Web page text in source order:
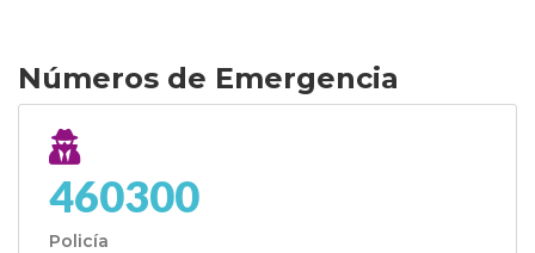
Números de Emergencia
460300
Policía